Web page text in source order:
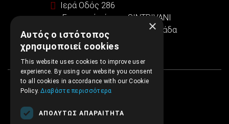
Ιερά Οδός 286
Εμπορικό κέντρο SINTRIVANI
122 43 Αιγάλεω Αθήνα, Ελλάδα
×
Αυτός ο ιστότοπος
χρησιμοποιεί cookies
This website uses cookies to improve user
experience. By using our website you consent
to all cookies in accordance with our Cookie
Policy.Διαβάστε περισσότερα
ΑΠΟΛΎΤΩΣ ΑΠΑΡΑΊΤΗΤΑ